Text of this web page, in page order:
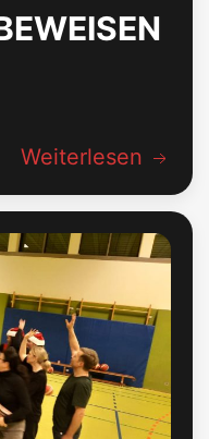
Weiterlesen